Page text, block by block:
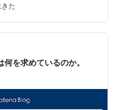
言ってきたのか。 消費者セ
たことを記録しておいてく
た
何を求めているのか。